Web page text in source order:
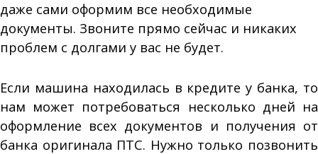
даже сами оформим все необходимые
документы. Звоните прямо сейчас и никаких
проблем с долгами у вас не будет.
Если машина находилась в кредите у банка, то
нам может потребоваться несколько дней на
оформление всех документов и получения от
банка оригинала ПТС. Нужно только позвонить